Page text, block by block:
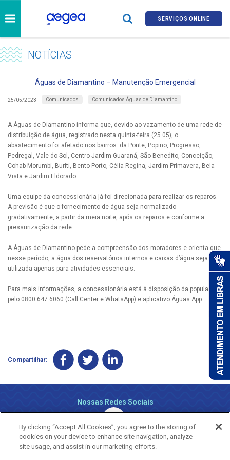
SERVIÇOS ONLINE
NOTÍCIAS
Águas de Diamantino – Manutenção Emergencial
25/05/2023 Comunicados Comunicados Águas de Diamantino
A Águas de Diamantino informa que, devido ao vazamento de uma rede de
distribuição de água, registrado nesta quinta-feira (25.05), o
abastecimento foi afetado nos bairros: da Ponte, Popino, Progresso,
Pedregal, Vale do Sol, Centro Jardim Guaraná, São Benedito, Conceição,
Cohab Morumbi, Buriti, Bento Porto, Célia Regina, Jardim Primavera, Bela
Vista e Jardim Eldorado.
Uma equipe da concessionária já foi direcionada para realizar os reparos.
A previsão é que o fornecimento de água seja normalizado
gradativamente, a partir da meia noite, após os reparos e conforme a
pressurização da rede.
A Águas de Diamantino pede a compreensão dos moradores e orienta que
nesse período, a água dos reservatórios internos e caixas d’água seja
utilizada apenas para atividades essenciais.
Para mais informações, a concessionária está à disposição da população
pelo 0800 647 6060 (Call Center e WhatsApp) e aplicativo Águas App.
Compartilhar:
Nossas Redes Sociais
By clicking “Accept All Cookies”, you agree to the storing of
cookies on your device to enhance site navigation, analyze
site usage, and assist in our marketing efforts.